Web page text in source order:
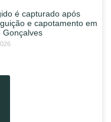
é capturado após
e capotamento em
Gonçalves